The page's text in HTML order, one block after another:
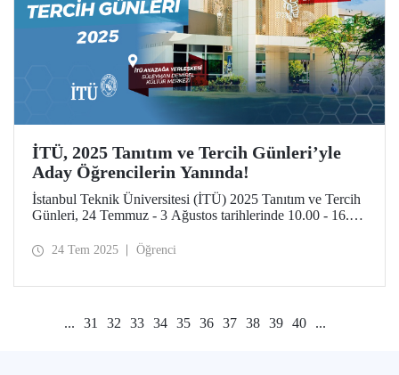
İTÜ, 2025 Tanıtım ve Tercih Günleri’yle
Aday Öğrencilerin Yanında!
İstanbul Teknik Üniversitesi (İTÜ) 2025 Tanıtım ve Tercih
Günleri, 24 Temmuz - 3 Ağustos tarihlerinde 10.00 - 16.00
yerleşkelerine bekliyor.
24 Tem 2025 Öğrenci
... 31 32 33 34 35 36 37 38 39 40 ...